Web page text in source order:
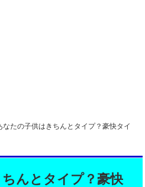
なたの子供はきちんとタイプ？豪快タイ
んとタイプ？豪快